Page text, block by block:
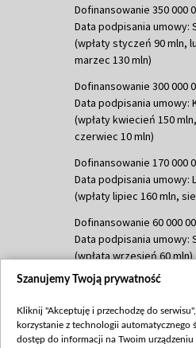
Dofinansowanie 350 000
Data podpisania umowy:
(wpłaty styczeń 90 mln,
marzec 130 mln)
Dofinansowanie 300 000
Data podpisania umowy:
(wpłaty kwiecień 150
czerwiec 10 mln)
Dofinansowanie 170 000
Data podpisania umowy:
(wpłaty lipiec 160 mln,
Dofinansowanie 60 000
Data podpisania umowy:
(wpłata wrzesień 60 mln)
Dofinansowanie 635 783
(wpłata wrzesień 100
mln, listopad 265 mln)
Szanujemy Twoją prywatność
Kliknij "Akceptuję i przechodzę do
korzystanie z technologii automatycznego
dostęp do informacji na Twoim